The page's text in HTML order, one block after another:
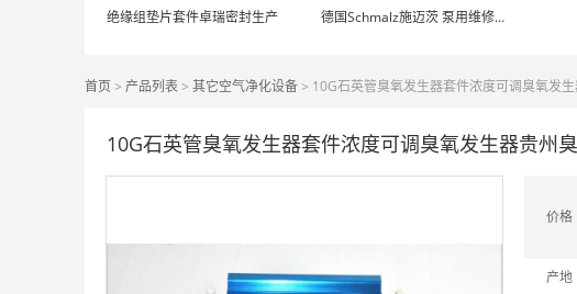
绝缘组垫片套件卓瑞密封生产 德国Schmalz施迈茨 泵用维修套件 FLK G1/2-IG G1/2-AG
首页> 产品列表> 其它空气净化设备> 10G石英管臭氧发生器套件浓度可调臭氧发
10G石英管臭氧发生器套件浓度可调臭氧发生器贵州
价格
产地